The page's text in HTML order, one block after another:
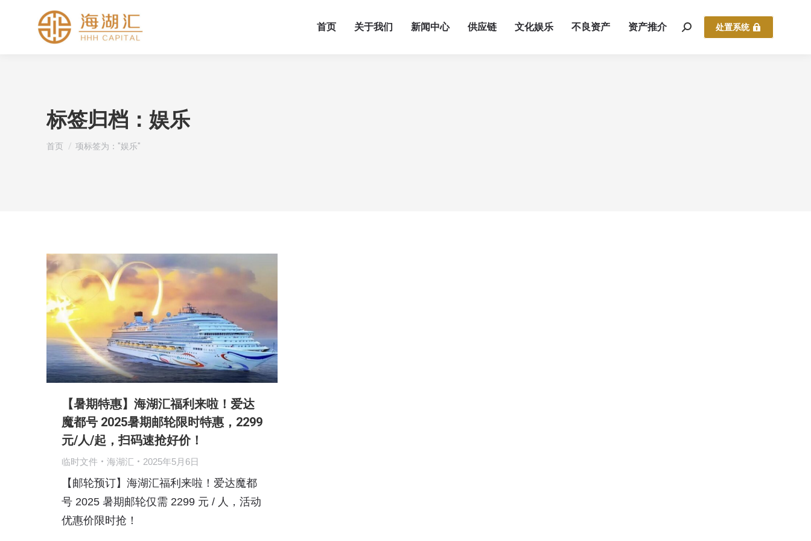
首页 关于我们 新闻中心 供应链 文化娱乐 不良资产 资产推介 处置系统
标签归档： 娱乐
您在这里：
首页 项标签为："娱乐"
【暑期特惠】海湖汇福利来啦！爱达
魔都号 2025暑期邮轮限时特惠，2299
元/人/起，扫码速抢好价！
临时文件 海湖汇 2025年5月6日
【邮轮预订】海湖汇福利来啦！爱达魔都
号 2025 暑期邮轮仅需 2299 元 / 人，活动
优惠价限时抢！